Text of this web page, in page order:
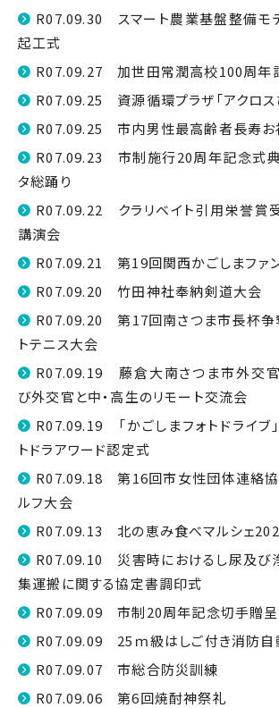
R07.09.30 スマート農業基盤整備モ
起工式
R07.09.27 加世田常潤高校100周年
R07.09.25 資源循環プラザ「アクロス
R07.09.25 市内男性最高齢者長寿お
R07.09.23 市制施行20周年記念式典
タ総踊り
R07.09.22 クラリベイト引用栄誉
講演会
R07.09.21 第19回関西かごしまファ
R07.09.20 竹田神社奉納剣道大会
R07.09.20 第17回南さつま市長杯争
トテニス大会
R07.09.19 藤倉大南さつま市外交
び外交官と中・高生のリモート交流会
R07.09.19 「かごしまフォトドライブ
トドラアワード認定式
R07.09.18 第16回市女性団体連絡協
ルフ大会
R07.09.13 北の恵み食べマルシェ
R07.09.10 災害時におけるし尿及び
集運搬に関する協定書調印式
R07.09.09 市制20周年記念切手贈
R07.09.09 25ｍ級はしご付き消防自
R07.09.07 市総合防災訓練
R07.09.06 第6回焼酎神祭礼